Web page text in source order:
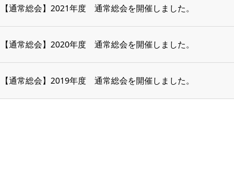
【通常総会】2021年度 通常総会を開催しました。
【通常総会】2020年度 通常総会を開催しました。
【通常総会】2019年度 通常総会を開催しました。